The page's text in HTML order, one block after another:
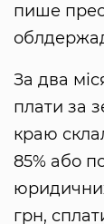
пише
За два
плати за
краю
85% або
грн,